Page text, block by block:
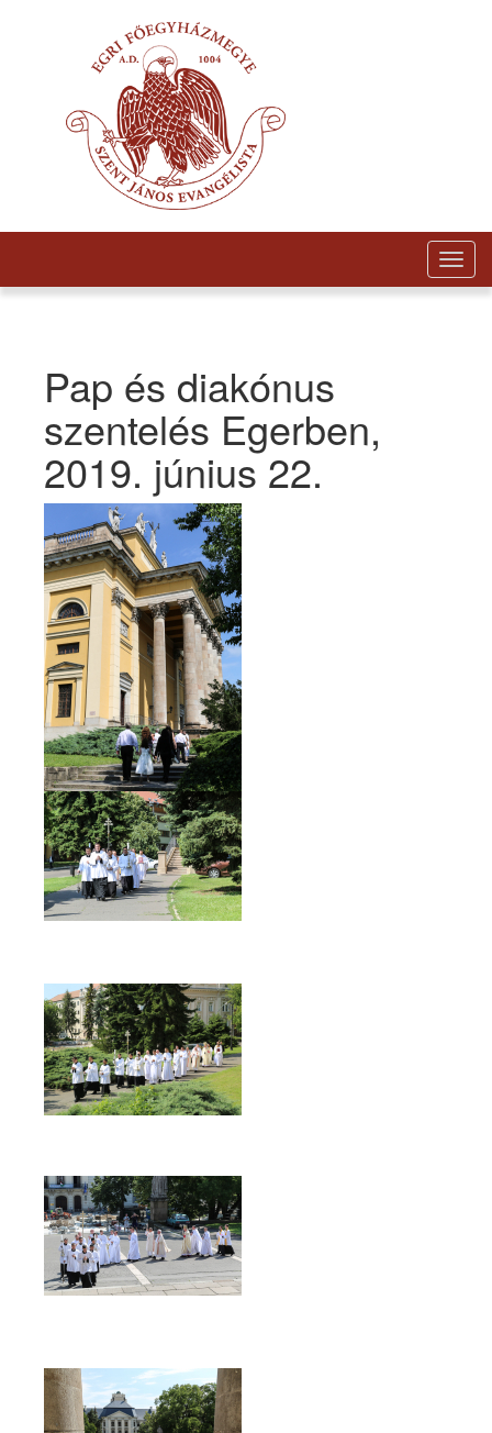
Pap és diakónus
szentelés Egerben,
2019. június 22.